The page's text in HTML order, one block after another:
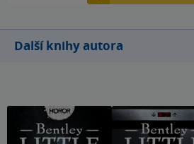
Další knihy autora